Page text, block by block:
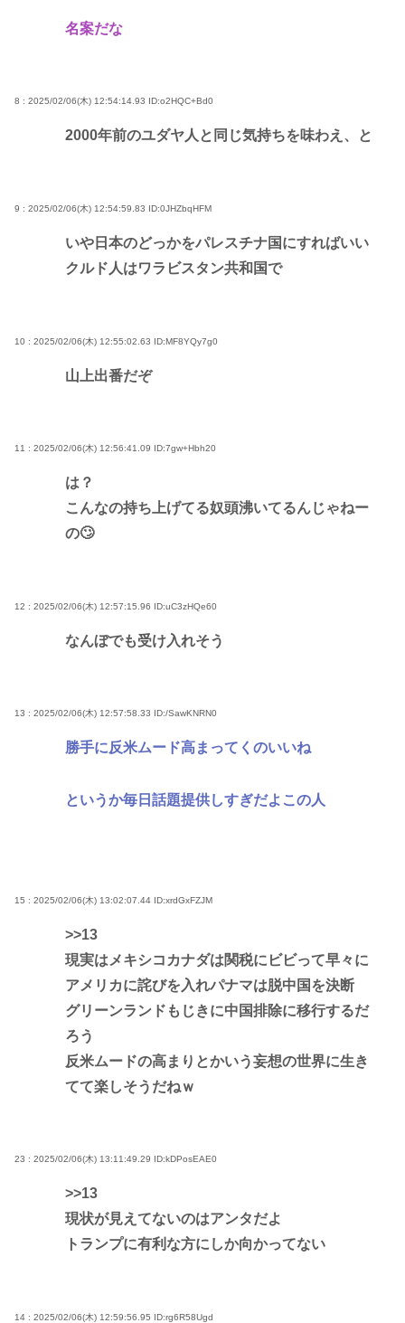
名案だな
8 : 2025/02/06(木) 12:54:14.93 ID:o2HQC+Bd0
2000年前のユダヤ人と同じ気持ちを味わえ、と
9 : 2025/02/06(木) 12:54:59.83 ID:0JHZbqHFM
いや日本のどっかをパレスチナ国にすればいい
クルド人はワラビスタン共和国で
10 : 2025/02/06(木) 12:55:02.63 ID:MF8YQy7g0
山上出番だぞ
11 : 2025/02/06(木) 12:56:41.09 ID:7gw+Hbh20
は？
こんなの持ち上げてる奴頭沸いてるんじゃねー
の🙄
12 : 2025/02/06(木) 12:57:15.96 ID:uC3zHQe60
なんぼでも受け入れそう
13 : 2025/02/06(木) 12:57:58.33 ID:/SawKNRN0
勝手に反米ムード高まってくのいいね
というか毎日話題提供しすぎだよこの人
15 : 2025/02/06(木) 13:02:07.44 ID:xrdGxFZJM
>>13
現実はメキシコカナダは関税にビビって早々に
アメリカに詫びを入れパナマは脱中国を決断
グリーンランドもじきに中国排除に移行するだ
ろう
反米ムードの高まりとかいう妄想の世界に生き
てて楽しそうだねｗ
23 : 2025/02/06(木) 13:11:49.29 ID:kDPosEAE0
>>13
現状が見えてないのはアンタだよ
トランプに有利な方にしか向かってない
14 : 2025/02/06(木) 12:59:56.95 ID:rg6R58Ugd